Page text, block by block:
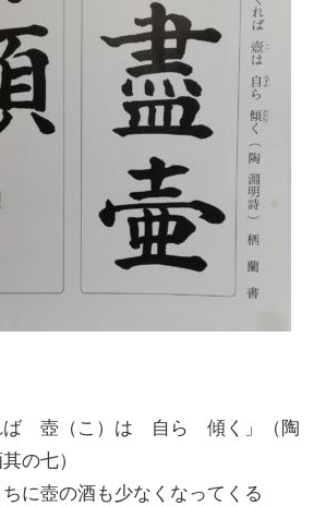
ば 壺（こ）は 自ら 傾く」（陶
の七）
に壺の酒も少なくなってくる